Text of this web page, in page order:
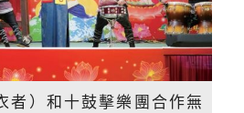
者）和十鼓擊樂團合作無